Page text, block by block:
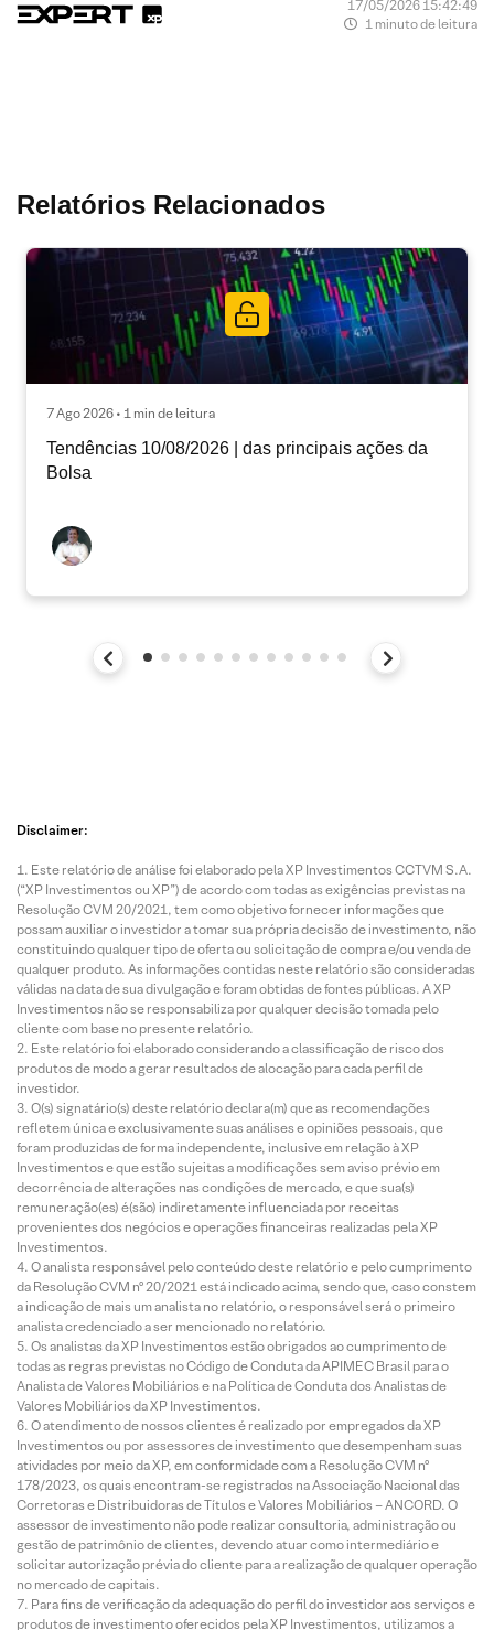
17/05/2026 15:42:49
1 minuto de leitura
Relatórios Relacionados
7 Ago 2026 • 1 min de leitura
Tendências 10/08/2026 | das principais ações da
Bolsa
Disclaimer:
Este relatório de análise foi elaborado pela XP Investimentos CCTVM S.A.
(“XP Investimentos ou XP”) de acordo com todas as exigências previstas na
Resolução CVM 20/2021, tem como objetivo fornecer informações que
possam auxiliar o investidor a tomar sua própria decisão de investimento, não
constituindo qualquer tipo de oferta ou solicitação de compra e/ou venda de
qualquer produto. As informações contidas neste relatório são consideradas
válidas na data de sua divulgação e foram obtidas de fontes públicas. A XP
Investimentos não se responsabiliza por qualquer decisão tomada pelo
cliente com base no presente relatório.
Este relatório foi elaborado considerando a classificação de risco dos
produtos de modo a gerar resultados de alocação para cada perfil de
investidor.
O(s) signatário(s) deste relatório declara(m) que as recomendações
refletem única e exclusivamente suas análises e opiniões pessoais, que
foram produzidas de forma independente, inclusive em relação à XP
Investimentos e que estão sujeitas a modificações sem aviso prévio em
decorrência de alterações nas condições de mercado, e que sua(s)
remuneração(es) é(são) indiretamente influenciada por receitas
provenientes dos negócios e operações financeiras realizadas pela XP
Investimentos.
O analista responsável pelo conteúdo deste relatório e pelo cumprimento
da Resolução CVM nº 20/2021 está indicado acima, sendo que, caso constem
a indicação de mais um analista no relatório, o responsável será o primeiro
analista credenciado a ser mencionado no relatório.
Os analistas da XP Investimentos estão obrigados ao cumprimento de
todas as regras previstas no Código de Conduta da APIMEC Brasil para o
Analista de Valores Mobiliários e na Política de Conduta dos Analistas de
Valores Mobiliários da XP Investimentos.
O atendimento de nossos clientes é realizado por empregados da XP
Investimentos ou por assessores de investimento que desempenham suas
atividades por meio da XP, em conformidade com a Resolução CVM nº
178/2023, os quais encontram-se registrados na Associação Nacional das
Corretoras e Distribuidoras de Títulos e Valores Mobiliários – ANCORD. O
assessor de investimento não pode realizar consultoria, administração ou
gestão de patrimônio de clientes, devendo atuar como intermediário e
solicitar autorização prévia do cliente para a realização de qualquer operação
no mercado de capitais.
Para fins de verificação da adequação do perfil do investidor aos serviços e
produtos de investimento oferecidos pela XP Investimentos, utilizamos a